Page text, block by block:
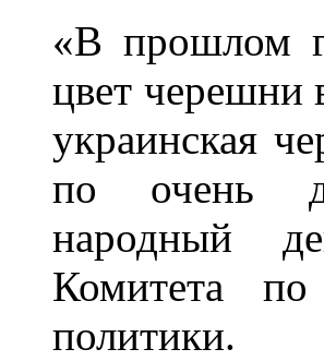
«В прошлом
цвет черешни
украинская
по очень
народный
Комитета
политики.